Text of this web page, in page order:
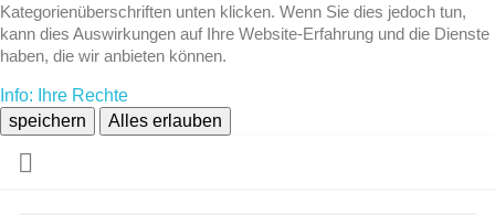
Kategorienüberschriften unten klicken. Wenn Sie dies jedoch tun,
kann dies Auswirkungen auf Ihre Website-Erfahrung und die Dienste
haben, die wir anbieten können.
Info: Ihre Rechte
speichern
Alles erlauben
